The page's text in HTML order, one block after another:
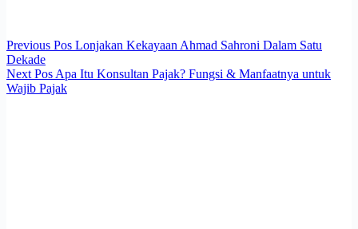
Previous Pos Lonjakan Kekayaan Ahmad Sahroni Dalam Satu
Dekade
Next Pos Apa Itu Konsultan Pajak? Fungsi & Manfaatnya untuk
Wajib Pajak